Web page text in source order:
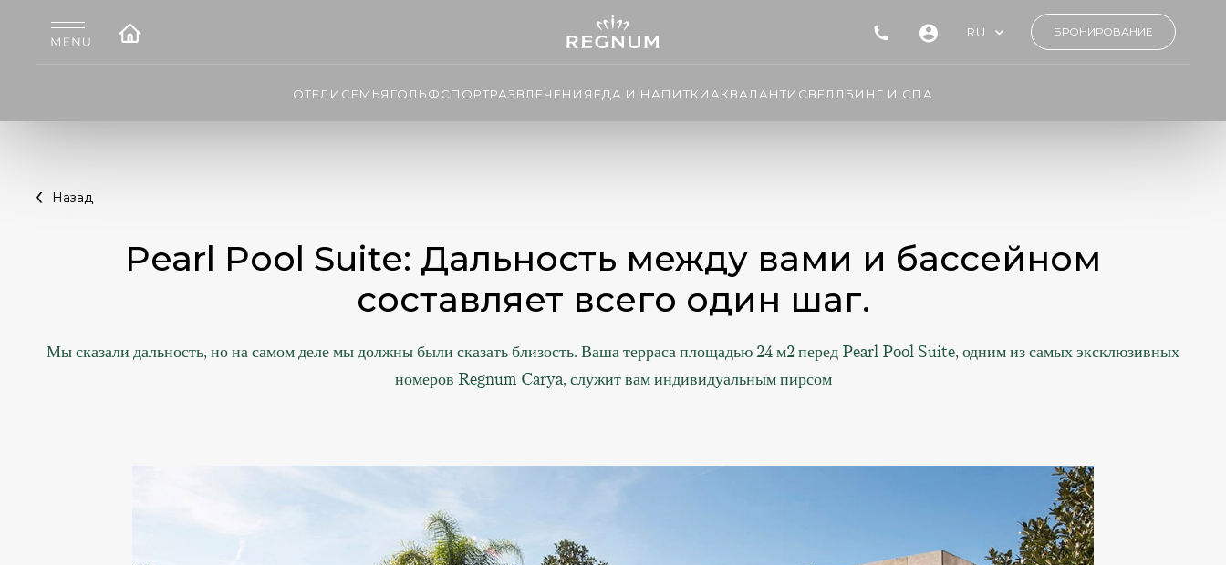
RU БРОНИРОВАНИЕ
ОТЕЛИ СЕМЬЯ ГОЛЬФСПОРТРАЗВЛЕЧЕНИЯ ЕДА И НАПИТКИ АКВАЛАНТИСВЕЛЛБИНГ И СПА
Назад
Pearl Pool Suite: Дальность между вами и бассейном
составляет всего один шаг.
Мы сказали дальность, но на самом деле мы должны были сказать близость. Ваша терраса площадью 24 м2 перед Pearl Pool Suite, одним из самых эксклюзивных
номеров Regnum Carya, служит вам индивидуальным пирсом